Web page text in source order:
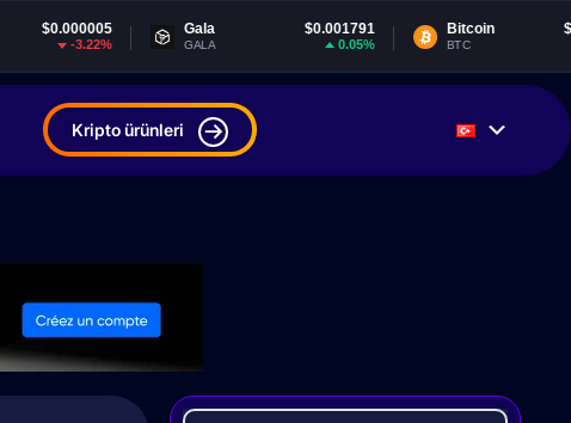
Gala $0.001791
GALA
Bitcoin $64,640.01
BTC
Kripto ürünleri